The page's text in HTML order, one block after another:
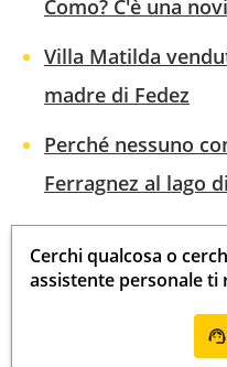
Como? C'è una
Villa Matilda
madre di Fedez
Perché nessuno
Ferragnez al lago
Cerchi qualcosa o
assistente personale ti